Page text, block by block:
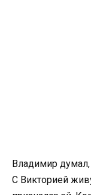
Владимир думал,
С Викторией